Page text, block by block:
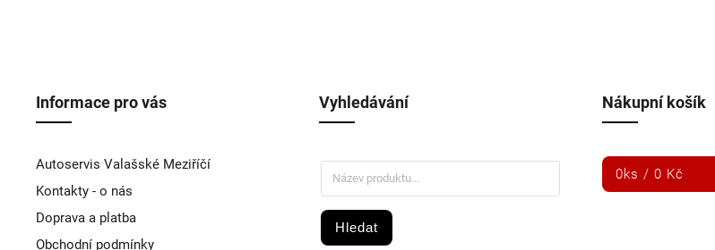
Informace pro vás
Autoservis Valašské Meziříčí
Kontakty - o nás
Doprava a platba
Obchodní podmínky
Vyhledávání
Hledat
Nákupní košík
0ks / 0 Kč